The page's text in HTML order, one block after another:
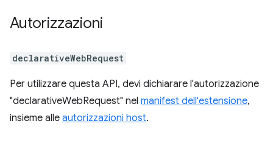
Autorizzazioni
declarativeWebRequest
Per utilizzare questa API, devi dichiarare l'autorizzazione
"declarativeWebRequest" nel manifest dell'estensione,
insieme alle autorizzazioni host.